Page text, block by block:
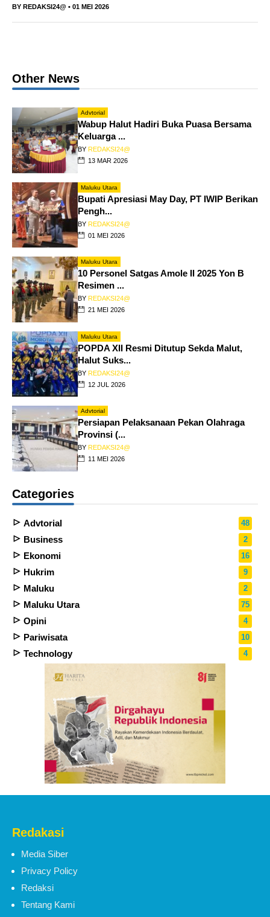
BY REDAKSI24@ • 01 MEI 2026
Other News
Advtorial
Wabup Halut Hadiri Buka Puasa Bersama
Keluarga ...
BY REDAKSI24@
13 MAR 2026
Maluku Utara
Bupati Apresiasi May Day, PT IWIP Berikan
Pengh...
BY REDAKSI24@
01 MEI 2026
Maluku Utara
10 Personel Satgas Amole II 2025 Yon B
Resimen ...
BY REDAKSI24@
21 MEI 2026
Maluku Utara
POPDA XII Resmi Ditutup Sekda Malut,
Halut Suks...
BY REDAKSI24@
12 JUL 2026
Advtorial
Persiapan Pelaksanaan Pekan Olahraga
Provinsi (...
BY REDAKSI24@
11 MEI 2026
Categories
Advtorial 48
Business 2
Ekonomi 16
Hukrim 9
Maluku 2
Maluku Utara 75
Opini 4
Pariwisata 10
Technology 4
Redakasi
Media Siber
Privacy Policy
Redaksi
Tentang Kami